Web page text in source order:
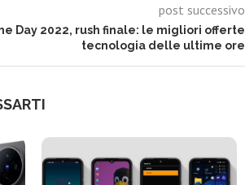
post successivo
Day 2022, rush finale: le migliori offerte
tecnologia delle ultime ore